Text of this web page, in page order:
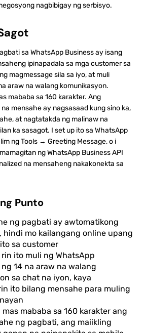
nagbibigay ng serbisyo.
sa WhatsApp Business ay isang
ipinapadala sa mga customer sa
magmessage sila sa iyo, at muli
araw na walang komunikasyon.
mababa sa 160 karakter. Ang
mensahe ay nagsasaad kung sino ka,
at nagtatakda ng malinaw na
ka sasagot. I set up ito sa WhatsApp
ng Tools → Greeting Message, o i
ng WhatsApp Business API
na mensaheng nakakonekta sa
Punto
ng pagbati ay awtomatikong
hindi mo kailangang online upang
sa customer
ito muli ng WhatsApp
14 na araw na walang
sa chat na iyon, kaya
ito bilang mensahe para muling
mababa sa 160 karakter ang
ng pagbati, ang maiikling